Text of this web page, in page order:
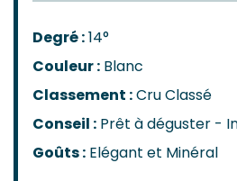
Degré :14°
Couleur : Blanc
Classement :Cru Classé
Conseil : Prêt à déguster -
Goûts : Elégant et Minéral